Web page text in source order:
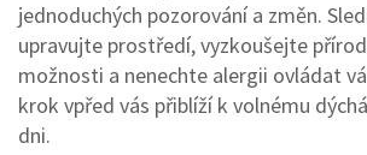
jednoduchých pozorování a změn.
upravujte prostředí, vyzkoušejte
možnosti a nenechte alergii ovládat
krok vpřed vás přiblíží k volnému
dni.